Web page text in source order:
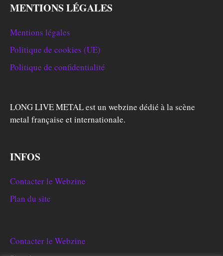
MENTIONS LÉGALES
Mentions légales
Politique de cookies (UE)
Politique de confidentialité
LONG LIVE METAL est un webzine dédié à la scène
metal française et internationale.
INFOS
Contacter le Webzine
Plan du site
Contacter le Webzine